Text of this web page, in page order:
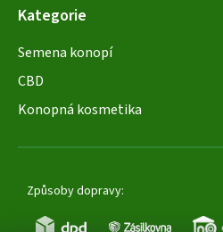
Kategorie
Semena konopí
CBD
Konopná kosmetika
Způsoby dopravy: